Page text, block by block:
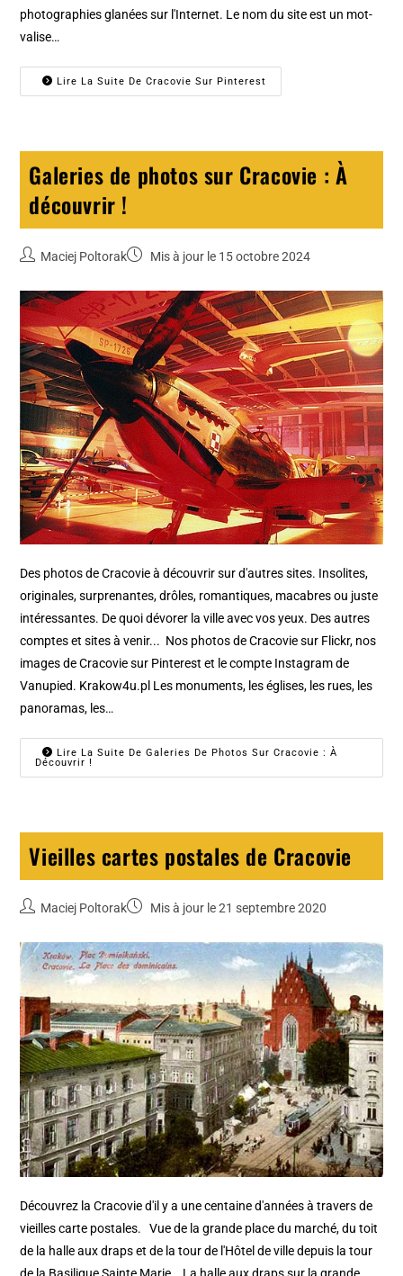
photographies glanées sur l'Internet. Le nom du site est un mot-
valise…
Lire La Suite De Cracovie Sur Pinterest
Galeries de photos sur Cracovie : À
découvrir !
Maciej Poltorak Mis à jour le 15 octobre 2024
Des photos de Cracovie à découvrir sur d'autres sites. Insolites,
originales, surprenantes, drôles, romantiques, macabres ou juste
intéressantes. De quoi dévorer la ville avec vos yeux. Des autres
comptes et sites à venir... Nos photos de Cracovie sur Flickr, nos
images de Cracovie sur Pinterest et le compte Instagram de
Vanupied. Krakow4u.pl Les monuments, les églises, les rues, les
panoramas, les…
Lire La Suite De Galeries De Photos Sur Cracovie : À
Découvrir !
Vieilles cartes postales de Cracovie
Maciej Poltorak Mis à jour le 21 septembre 2020
Découvrez la Cracovie d'il y a une centaine d'années à travers de
vieilles carte postales. Vue de la grande place du marché, du toit
de la halle aux draps et de la tour de l'Hôtel de ville depuis la tour